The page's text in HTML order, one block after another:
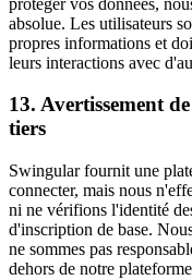
absolue. Les utilisateurs
propres informations et
leurs interactions avec
13. Avertissement
tiers
Swingular fournit une
connecter, mais nous
ni ne vérifions l'identité
d'inscription de base.
ne sommes pas
dehors de notre